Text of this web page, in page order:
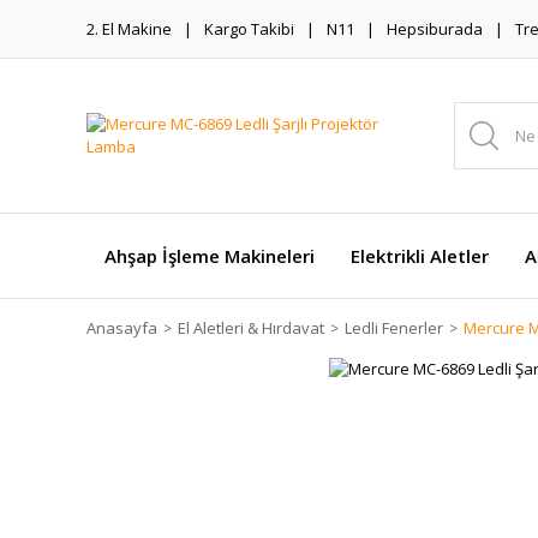
2. El Makine Kargo Takibi N11 Hepsiburada
Ahşap İşleme Makineleri Elektrikli Aletler
Anasayfa El Aletleri & Hırdavat Ledli Fenerler Mercure